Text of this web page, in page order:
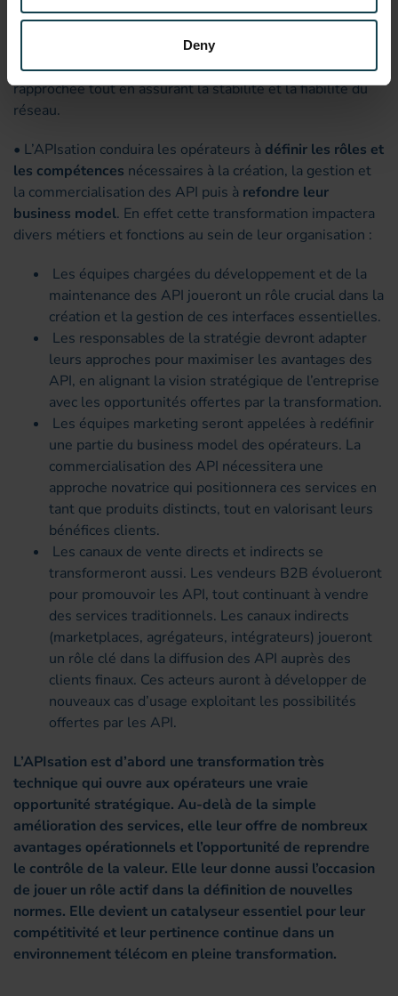
Deny
des partenaires externes certaines fonctionnalités, tout
en maintenant un contrôle étroit sur la sécurité et la
gestion des ressources. Elle favorise une collaboration
rapprochée tout en assurant la stabilité et la fiabilité du
réseau.
• L’APIsation conduira les opérateurs à définir les rôles et
les compétences nécessaires à la création, la gestion et
la commercialisation des API puis à refondre leur
business model. En effet cette transformation impactera
divers métiers et fonctions au sein de leur organisation :
Les équipes chargées du développement et de la
maintenance des API joueront un rôle crucial dans la
création et la gestion de ces interfaces essentielles.
Les responsables de la stratégie devront adapter
leurs approches pour maximiser les avantages des
API, en alignant la vision stratégique de l’entreprise
avec les opportunités offertes par la transformation.
Les équipes marketing seront appelées à redéfinir
une partie du business model des opérateurs. La
commercialisation des API nécessitera une
approche novatrice qui positionnera ces services en
tant que produits distincts, tout en valorisant leurs
bénéfices clients.
Les canaux de vente directs et indirects se
transformeront aussi. Les vendeurs B2B évolueront
pour promouvoir les API, tout continuant à vendre
des services traditionnels. Les canaux indirects
(marketplaces, agrégateurs, intégrateurs) joueront
un rôle clé dans la diffusion des API auprès des
clients finaux. Ces acteurs auront à développer de
nouveaux cas d’usage exploitant les possibilités
offertes par les API.
L’APIsation est d’abord une transformation très
technique qui ouvre aux opérateurs une vraie
opportunité stratégique. Au-delà de la simple
amélioration des services, elle leur offre de nombreux
avantages opérationnels et l’opportunité de reprendre
le contrôle de la valeur. Elle leur donne aussi l’occasion
de jouer un rôle actif dans la définition de nouvelles
normes. Elle devient un catalyseur essentiel pour leur
compétitivité et leur pertinence continue dans un
environnement télécom en pleine transformation.